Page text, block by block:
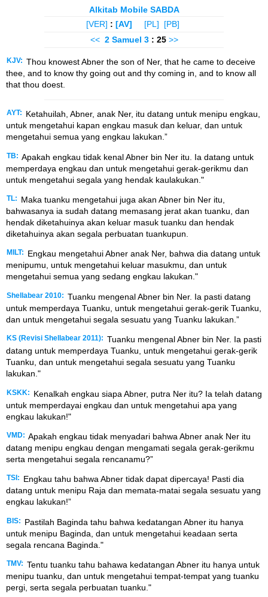
Alkitab Mobile SABDA
[VER] : [AV] [PL]
[PB]
<< 2 Samuel 3 : 25 >>
KJV: Thou knowest Abner the son of Ner, that he came to deceive
thee, and to know thy going out and thy coming in, and to know all
that thou doest.
AYT:
Ketahuilah, Abner, anak Ner, itu datang untuk menipu engkau,
untuk mengetahui kapan engkau masuk dan keluar, dan untuk
mengetahui semua yang engkau lakukan.”
TB: Apakah engkau tidak kenal Abner bin Ner itu. Ia datang untuk
memperdaya engkau dan untuk mengetahui gerak-gerikmu dan
untuk mengetahui segala yang hendak kaulakukan."
TL:
Maka tuanku mengetahui juga akan Abner bin Ner itu,
bahwasanya ia sudah datang memasang jerat akan tuanku, dan
hendak diketahuinya akan keluar masuk tuanku dan hendak
diketahuinya akan segala perbuatan tuankupun.
MILT:
Engkau mengetahui Abner anak Ner, bahwa dia datang untuk
menipumu, untuk mengetahui keluar masukmu, dan untuk
mengetahui semua yang sedang engkau lakukan."
Shellabear 2010: Tuanku mengenal Abner bin Ner. Ia pasti datang
untuk memperdaya Tuanku, untuk mengetahui gerak-gerik Tuanku,
dan untuk mengetahui segala sesuatu yang Tuanku lakukan.”
KS (Revisi Shellabear 2011): Tuanku mengenal Abner bin Ner. Ia pasti
datang untuk memperdaya Tuanku, untuk mengetahui gerak-gerik
Tuanku, dan untuk mengetahui segala sesuatu yang Tuanku
lakukan."
KSKK:
Kenalkah engkau siapa Abner, putra Ner itu? Ia telah datang
untuk memperdayai engkau dan untuk mengetahui apa yang
engkau lakukan!"
VMD: Apakah engkau tidak menyadari bahwa Abner anak Ner itu
datang menipu engkau dengan mengamati segala gerak-gerikmu
serta mengetahui segala rencanamu?”
TSI:
Engkau tahu bahwa Abner tidak dapat dipercaya! Pasti dia
datang untuk menipu Raja dan memata-matai segala sesuatu yang
engkau lakukan!”
BIS:
Pastilah Baginda tahu bahwa kedatangan Abner itu hanya
untuk menipu Baginda, dan untuk mengetahui keadaan serta
segala rencana Baginda."
TMV: Tentu tuanku tahu bahawa kedatangan Abner itu hanya untuk
menipu tuanku, dan untuk mengetahui tempat-tempat yang tuanku
pergi, serta segala perbuatan tuanku."